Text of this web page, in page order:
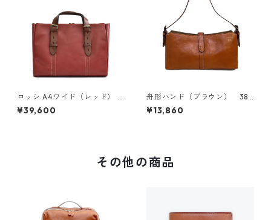
ロッシ A4ワイド（レッド） 3
672
¥39,600
舟形ハンド（ブラウン） 382
42
¥13,860
その他の商品